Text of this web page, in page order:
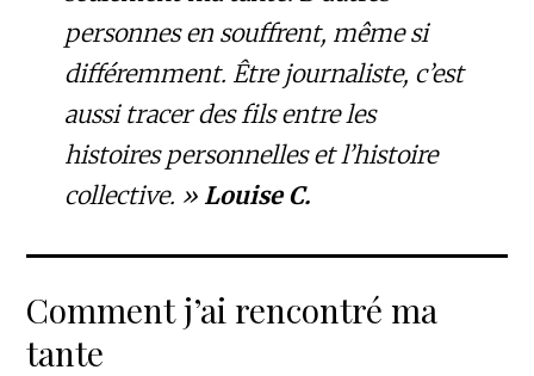
personnes en souffrent, même si
différemment. Être journaliste, c’est
aussi tracer des fils entre les
histoires personnelles et l’histoire
collective. » Louise C.
Comment j’ai rencontré ma
tante